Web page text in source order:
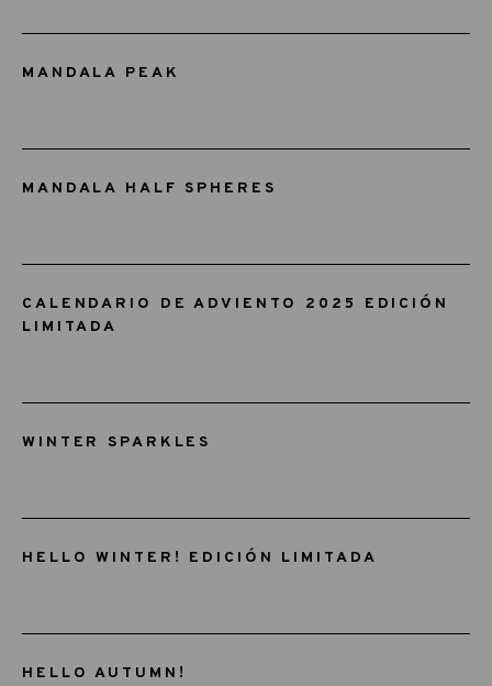
MANDALA PEAK
MANDALA HALF SPHERES
CALENDARIO DE ADVIENTO 2025 EDICIÓN
LIMITADA
WINTER SPARKLES
HELLO WINTER! EDICIÓN LIMITADA
HELLO AUTUMN!